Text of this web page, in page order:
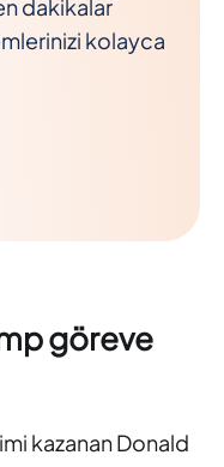
dakikalar
kolayca
göreve
kazanan Donald